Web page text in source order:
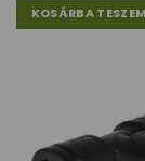
KOSÁRBA TESZEM